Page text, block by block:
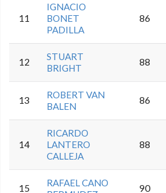
11
IGNACIO
BONET
PADILLA
86
12
STUART
BRIGHT
88
13
ROBERT VAN
BALEN
86
14
RICARDO
LANTERO
CALLEJA
88
15
RAFAEL CANO
90